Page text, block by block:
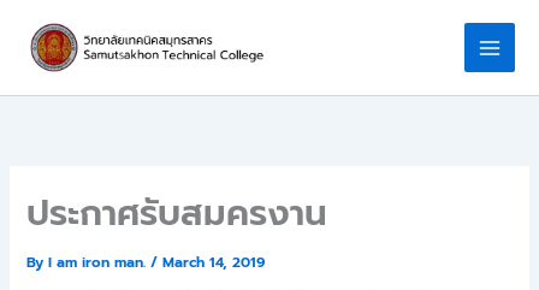
content
ประกาศรับสมครงาน
ByI am iron man./March 14, 2019